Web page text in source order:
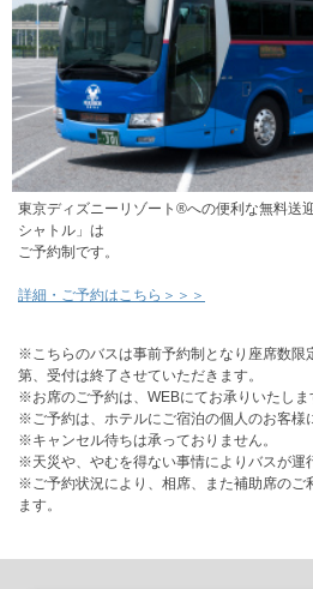
東京ディズニーリゾート®への便利な無料送
シャトル」は
ご予約制です。
詳細・ご予約はこちら＞＞＞
※こちらのバスは事前予約制となり座席数限
第、受付は終了させていただきます。
※お席のご予約は、WEBにてお承りいたしま
※ご予約は、ホテルにご宿泊の個人のお客様
※キャンセル待ちは承っておりません。
※天災や、やむを得ない事情によりバスが運
※ご予約状況により、相席、また補助席のご
ます。